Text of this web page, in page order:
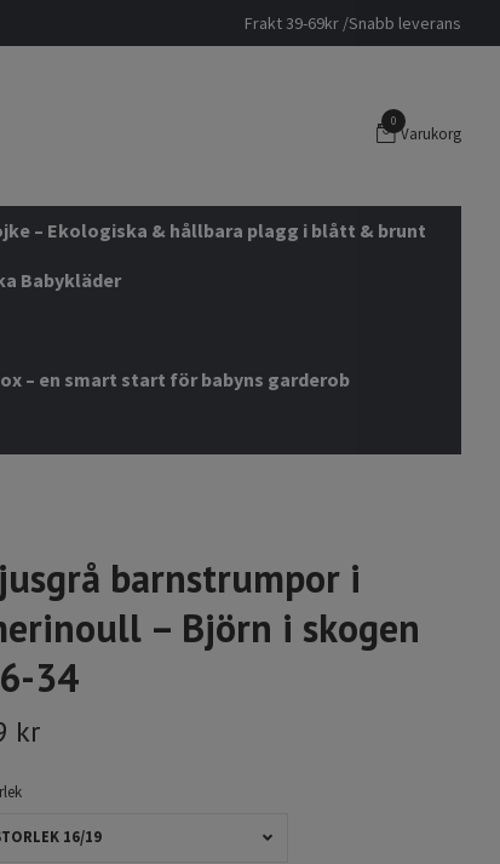
Frakt 39-69kr /Snabb leverans
0
Varukorg
– Ekologiska & hållbara plagg i blått & brunt
Babykläder
– en smart start för babyns garderob
barnstrumpor i
– Björn i skogen
34
kr
16/19